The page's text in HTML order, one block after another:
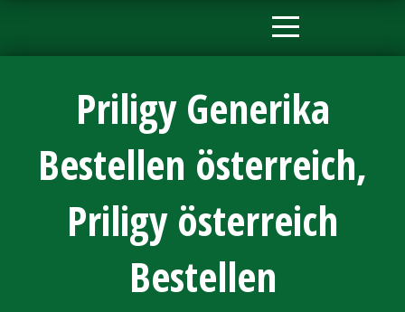
Priligy Generika
Bestellen österreich,
Priligy österreich
Bestellen